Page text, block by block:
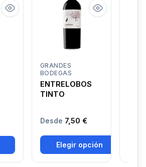
GRANDES
BODEGAS
ENTRELOBOS
TINTO
Desde 7,50 €
Elegir opción